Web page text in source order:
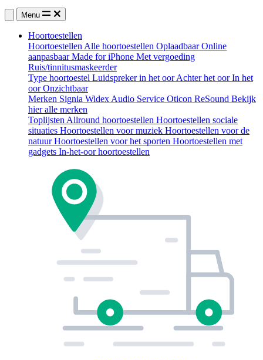
Menu
Hoortoestellen
Hoortoestellen Alle hoortoestellen OplaadbaarOnline
aanpasbaarMade for iPhone Met vergoeding
Ruis/tinnitusmaskeerder
Type hoortoestel Luidspreker in het oorAchter het oorIn het
oorOnzichtbaar
Merken Signia Widex Audio Service Oticon ReSound Bekijk
hier alle merken
Toplijsten Allround hoortoestellen Hoortoestellen sociale
situaties Hoortoestellen voor muziek Hoortoestellen voor de
natuurHoortoestellen voor het sporten Hoortoestellen met
gadgets In-het-oor hoortoestellen